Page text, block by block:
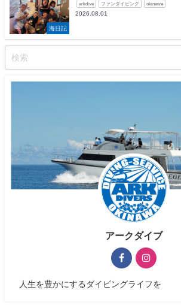
海日記
arkdive ファンダイビング okinawa
2026.08.01
アークダイブ
人生を豊かにするダイビングライフを